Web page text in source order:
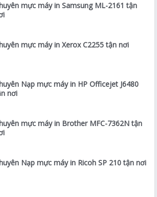
mực máy in Samsung ML-2161 tận
mực máy in Xerox C2255 tận nơi
Nạp mực máy in HP Officejet J6480
nơi
mực máy in Brother MFC-7362N tận
Nạp mực máy in Ricoh SP 210 tận nơi